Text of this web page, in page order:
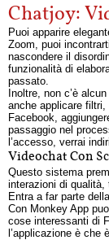
Chatjoy:
Puoi apparire
Zoom, puoi
nascondere il
funzionalità di
passato.
Inoltre, non c’è
anche applicare
Facebook,
passaggio nel
l’accesso, verrai
Videochat Con
Questo sistema
interazioni di
Entra a far parte
Con Monkey App
cose interessanti di
l’applicazione è